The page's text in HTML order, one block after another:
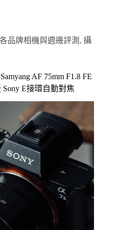
各品牌相機與週邊評測 , 攝
AF 75mm F1.8 FE
E接環自動對焦